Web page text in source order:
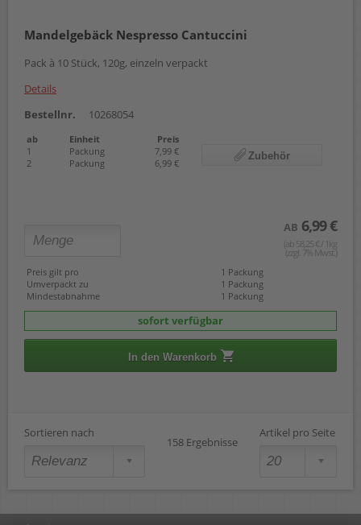
Mandelgebäck Nespresso Cantuccini
Pack à 10 Stück, 120g, einzeln verpackt
Details
Bestellnr.
10268054
ab Einheit
Preis
1
Packung
7,99 €
2
Packung 6,99 €
Zubehör
AB 6,99 €
(ab 58,25 € / 1kg
(zzgl. 7% Mwst.)
Preis gilt pro
1 Packung
Umverpackt zu
1 Packung
Mindestabnahme
1 Packung
sofort verfügbar
In den Warenkorb
Sortieren nach
158 Ergebnisse
Artikel pro Seite